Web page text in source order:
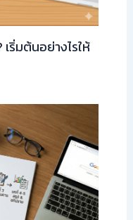
ริ่มต้นอย่างไรให้